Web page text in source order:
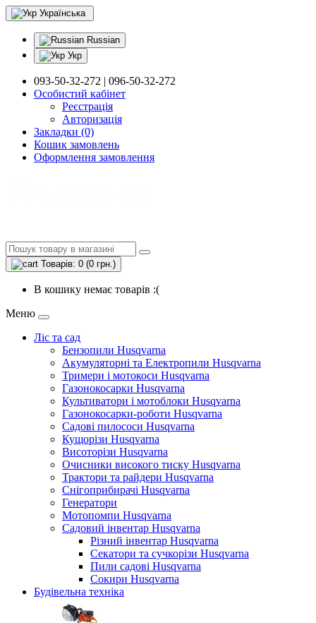
Українська
Russian
Укр
093-50-32-272 | 096-50-32-272
Особистий кабінет
Реєстрація
Авторизація
Закладки (0)
Кошик замовлень
Оформлення замовлення
Товарів: 0 (0 грн.)
В кошику немає товарів :(
Меню
Ліс та сад
Бензопили Husqvarna
Акумуляторні та Електропили Husqvarna
Тримери і мотокоси Husqvarna
Газонокосарки Husqvarna
Культиватори і мотоблоки Husqvarna
Газонокосарки-роботи Husqvarna
Садові пилососи Husqvarna
Кущорізи Husqvarna
Висоторізи Husqvarna
Очисники високого тиску Husqvarna
Трактори та райдери Husqvarna
Снігоприбирачі Husqvarna
Генератори
Мотопомпи Husqvarna
Садовий інвентар Husqvarna
Різний інвентар Husqvarna
Секатори та сучкорізи Husqvarna
Пили садові Husqvarna
Сокири Husqvarna
Будівельна техніка